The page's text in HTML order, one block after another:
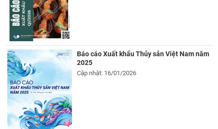
Báo cáo Xuất khẩu Thủy sản Việt Nam năm
2025
Cập nhật: 16/01/2026